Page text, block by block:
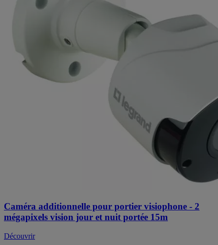
Caméra additionnelle pour portier visiophone - 2
mégapixels vision jour et nuit portée 15m
Découvrir